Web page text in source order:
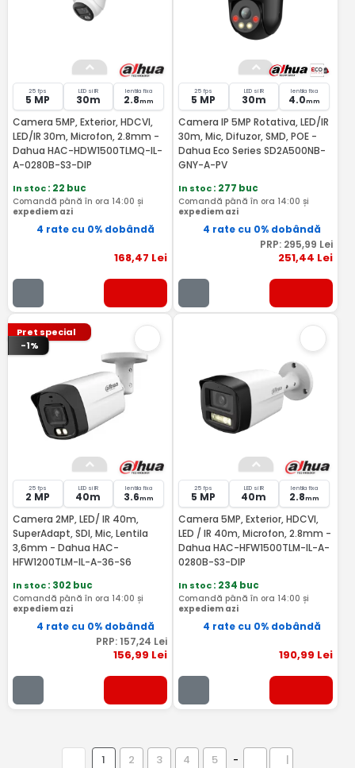
25 fps
5 MP
LED si IR
30m
lentila fixa
2.8mm
Camera 5MP, Exterior, HDCVI,
LED/IR 30m, Microfon, 2.8mm -
Dahua HAC-HDW1500TLMQ-IL-
A-0280B-S3-DIP
In stoc: 22 buc
Comandă până în ora 14:00 și
expediem azi
4 rate cu 0% dobândă
168,47 Lei
25 fps
5 MP
LED si IR
30m
lentila fixa
4.0mm
Camera IP 5MP Rotativa, LED/IR
30m, Mic, Difuzor, SMD, POE -
Dahua Eco Series SD2A500NB-
GNY-A-PV
In stoc: 277 buc
Comandă până în ora 14:00 și
expediem azi
4 rate cu 0% dobândă
PRP: 295,99 Lei
251,44 Lei
Pret special
-1%
25 fps
2 MP
LED si IR
40m
lentila fixa
3.6mm
Camera 2MP, LED/ IR 40m,
SuperAdapt, SDI, Mic, Lentila
3,6mm - Dahua HAC-
HFW1200TLM-IL-A-36-S6
In stoc: 302 buc
Comandă până în ora 14:00 și
expediem azi
4 rate cu 0% dobândă
PRP: 157,24 Lei
156,99 Lei
25 fps
5 MP
LED si IR
40m
lentila fixa
2.8mm
Camera 5MP, Exterior, HDCVI,
LED / IR 40m, Microfon, 2.8mm -
Dahua HAC-HFW1500TLM-IL-A-
0280B-S3-DIP
In stoc: 234 buc
Comandă până în ora 14:00 și
expediem azi
4 rate cu 0% dobândă
190,99 Lei
1 2 3 4 5 - |